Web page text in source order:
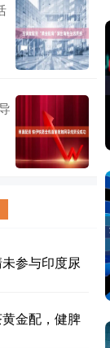
参与印度尿
金配，健脾